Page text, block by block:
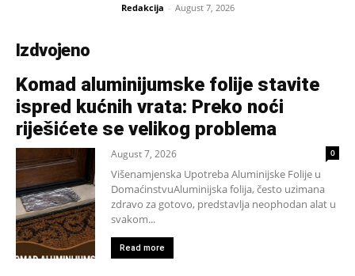
Redakcija - August 7, 2026
Izdvojeno
Komad aluminijumske folije stavite
ispred kućnih vrata: Preko noći
riješićete se velikog problema
August 7, 2026 0
Višenamjenska Upotreba Aluminijske Folije u
DomaćinstvuAluminijska folija, često uzimana
zdravo za gotovo, predstavlja neophodan alat u
svakom...
Read more